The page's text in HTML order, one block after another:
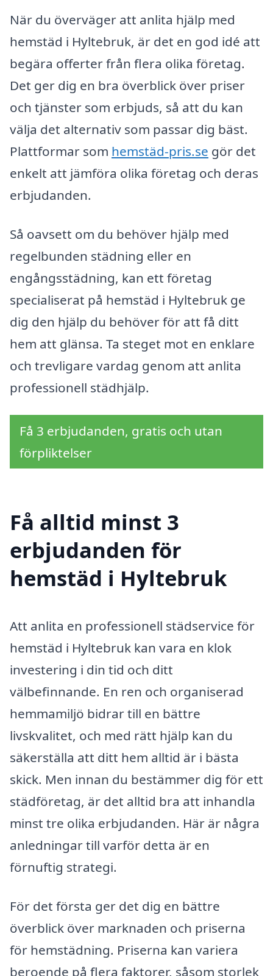
När du överväger att anlita hjälp med
hemstäd i Hyltebruk, är det en god idé att
begära offerter från flera olika företag.
Det ger dig en bra överblick över priser
och tjänster som erbjuds, så att du kan
välja det alternativ som passar dig bäst.
Plattformar som hemstäd-pris.se gör det
enkelt att jämföra olika företag och deras
erbjudanden.
Så oavsett om du behöver hjälp med
regelbunden städning eller en
engångsstädning, kan ett företag
specialiserat på hemstäd i Hyltebruk ge
dig den hjälp du behöver för att få ditt
hem att glänsa. Ta steget mot en enklare
och trevligare vardag genom att anlita
professionell städhjälp.
Få 3 erbjudanden, gratis och utan
förpliktelser
Få alltid minst 3
erbjudanden för
hemstäd i Hyltebruk
Att anlita en professionell städservice för
hemstäd i Hyltebruk kan vara en klok
investering i din tid och ditt
välbefinnande. En ren och organiserad
hemmamiljö bidrar till en bättre
livskvalitet, och med rätt hjälp kan du
säkerställa att ditt hem alltid är i bästa
skick. Men innan du bestämmer dig för ett
städföretag, är det alltid bra att inhandla
minst tre olika erbjudanden. Här är några
anledningar till varför detta är en
förnuftig strategi.
För det första ger det dig en bättre
överblick över marknaden och priserna
för hemstädning. Priserna kan variera
beroende på flera faktorer, såsom storlek